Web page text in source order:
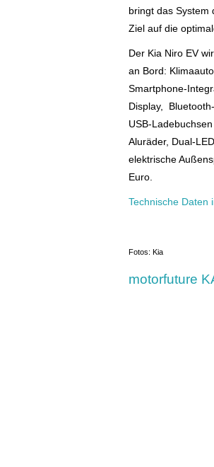
bringt das System
Ziel auf die
Der Kia Niro EV
an Bord:
Smartphone-
Display,
USB-
Aluräder, Dual-
elektrische
Euro.
Technische Daten
Fotos: Kia
motorfuture